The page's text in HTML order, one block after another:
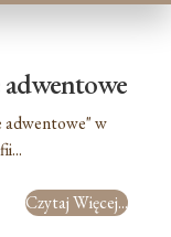
adwentowe" w
Czytaj Więcej...